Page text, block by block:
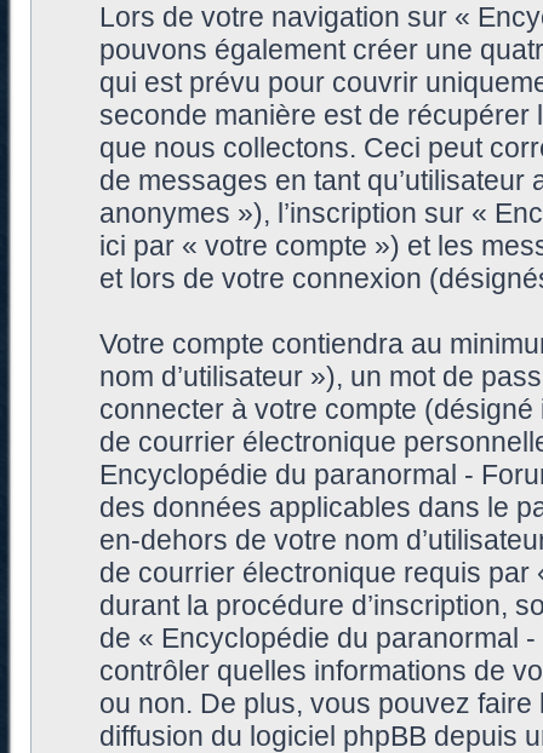
Lors de votre navigation sur «
pouvons également créer une
qui est prévu pour couvrir
seconde manière est de
que nous collectons. Ceci peut
de messages en tant
anonymes »), l’inscription sur «
ici par « votre compte ») et les
et lors de votre connexion
Votre compte contiendra au
nom d’utilisateur »), un mot de
connecter à votre compte
de courrier électronique
Encyclopédie du paranormal -
des données applicables dans le
en-dehors de votre nom
de courrier électronique requis
durant la procédure d’inscription,
de « Encyclopédie du paranormal
contrôler quelles informations de
ou non. De plus, vous pouvez
diffusion du logiciel phpBB depuis